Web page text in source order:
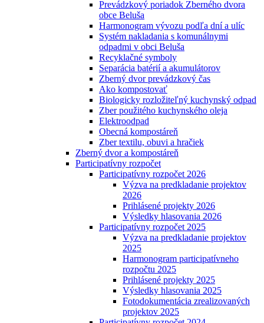
Prevádzkový poriadok Zberného dvora
obce Beluša
Harmonogram vývozu podľa dní a ulíc
Systém nakladania s komunálnymi
odpadmi v obci Beluša
Recyklačné symboly
Separácia batérií a akumulátorov
Zberný dvor prevádzkový čas
Ako kompostovať
Biologicky rozložiteľný kuchynský odpad
Zber použitého kuchynského oleja
Elektroodpad
Obecná kompostáreň
Zber textilu, obuvi a hračiek
Zberný dvor a kompostáreň
Participatívny rozpočet
Participatívny rozpočet 2026
Výzva na predkladanie projektov
2026
Prihlásené projekty 2026
Výsledky hlasovania 2026
Participatívny rozpočet 2025
Výzva na predkladanie projektov
2025
Harmonogram participatívneho
rozpočtu 2025
Prihlásené projekty 2025
Výsledky hlasovania 2025
Fotodokumentácia zrealizovaných
projektov 2025